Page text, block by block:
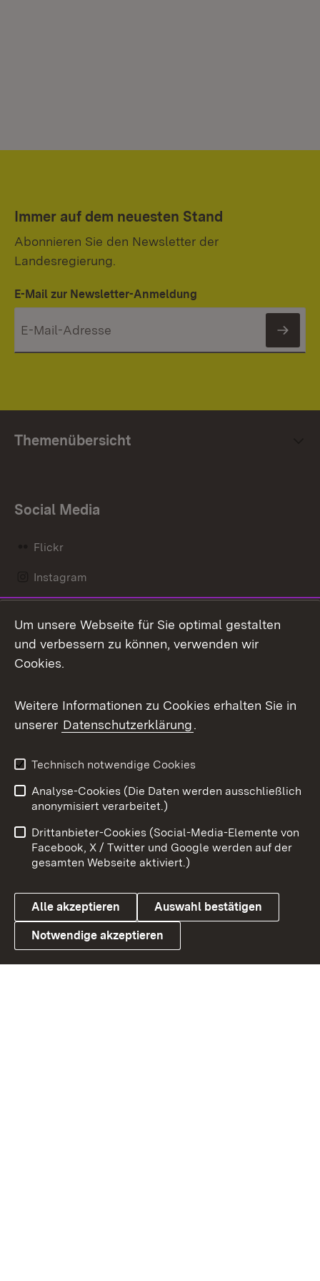
Immer auf dem neuesten Stand
Abonnieren Sie den Newsletter der
Landesregierung.
E-Mail zur Newsletter-Anmeldung
Themenübersicht
Social Media
Flickr
Instagram
Mastodon
Messenger
Social Wall
X / Twitter
Youtube
Link zum Landesportal
Benutzungshinweise
Barrierefreiheit
Datenschutz
Cookies
Um unsere Webseite für Sie optimal gestalten
und verbessern zu können, verwenden wir
Cookies.
Weitere Informationen zu Cookies erhalten Sie in
unserer Datenschutzerklärung.
Technisch notwendige Cookies
Analyse-Cookies (Die Daten werden ausschließlich
anonymisiert verarbeitet.)
Drittanbieter-Cookies (Social-Media-Elemente von
Facebook, X / Twitter und Google werden auf der
gesamten Webseite aktiviert.)
Alle akzeptieren Auswahl bestätigen
Notwendige akzeptieren